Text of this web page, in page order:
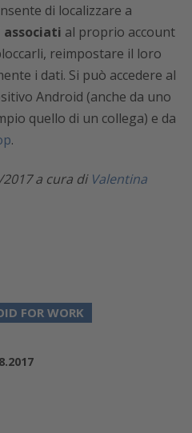
di localizzare a
al proprio account
reimpostare il loro
i dati. Si può accedere al
Android (anche da uno
quello di un collega) e da
.
a cura di Valentina
FOR WORK